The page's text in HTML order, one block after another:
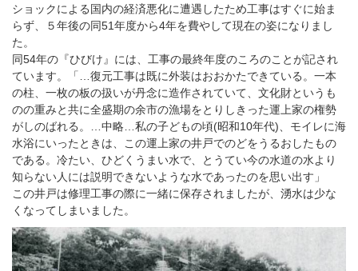
ショックによる国内の経済悪化に遭遇したため工事はすぐに始ま
らず、５年後の同51年度から4年を費やして現在の姿になりまし
た。
同54年の『ひびけ』には、工事の最終年度のころのことが記され
ています。「…復元工事は既に外装はおおかたできている。一本
の柱、一枚の板の扱いが丹念に造作されていて、文化財というも
のの重みと共に全盛期の余市の漁場をとりしきった運上家の権勢
がしのばれる。…中略…私の子どもの頃(昭和10年代)、モイレに海
水浴にいったときは、この運上家の井戸でのどをうるおしたもの
である。冷たい、ひどくうまい水で、とうてい今の水道の水より
知らない人には説明できないような水であったのを思い出す」
この井戸は修理工事の際に一緒に保存されましたが、湧水は少な
くなってしまいました。